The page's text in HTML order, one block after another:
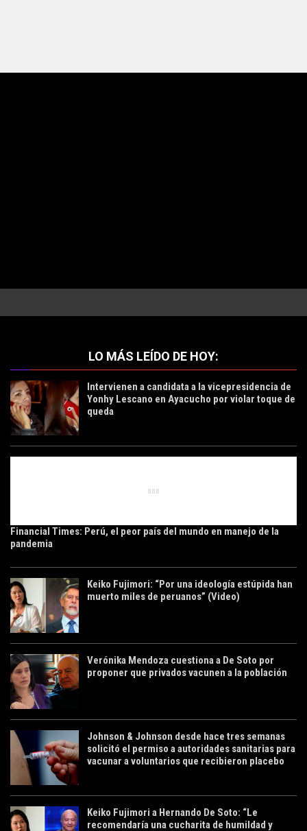
LO MÁS LEÍDO DE HOY:
Intervienen a candidata a la vicepresidencia de
Yonhy Lescano en Ayacucho por violar toque de
queda
Financial Times: Perú, el peor país del mundo en manejo de la
pandemia
Keiko Fujimori: “Por una ideología estúpida han
muerto miles de peruanos” (Video)
Verónika Mendoza cuestiona a De Soto por
proponer que privados vacunen a la población
Johnson & Johnson desde hace tres semanas
solicitó el permiso a autoridades sanitarias para
vacunar a voluntarios que recibieron placebo
Keiko Fujimori a Hernando De Soto: “Le
recomendaría una cucharita de humildad y